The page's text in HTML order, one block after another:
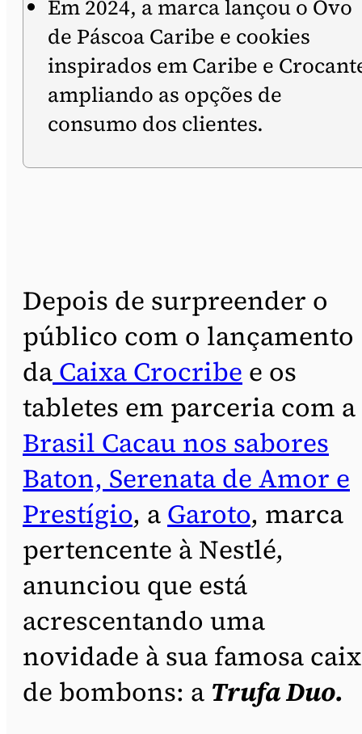
Em 2024, a marca lançou o Ovo
de Páscoa Caribe e cookies
inspirados em Caribe e
ampliando as opções de
consumo dos clientes.
Depois de surpreender o
público com o lançamento
da Caixa Crocribe e os
tabletes em parceria com a
Brasil Cacau nos sabores
Baton, Serenata de Amor e
Prestígio, a Garoto, marca
pertencente à Nestlé,
anunciou que está
acrescentando uma
novidade à sua famosa
de bombons: a Trufa Duo.